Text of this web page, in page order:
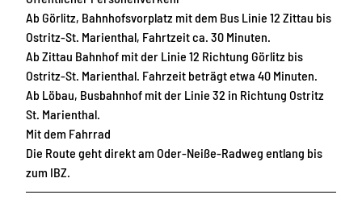
Ab Görlitz, Bahnhofsvorplatz mit dem Bus Linie 12 Zittau bis
Ostritz-St. Marienthal, Fahrtzeit ca. 30 Minuten.
Ab Zittau Bahnhof mit der Linie 12 Richtung Görlitz bis
Ostritz-St. Marienthal. Fahrzeit beträgt etwa 40 Minuten.
Ab Löbau, Busbahnhof mit der Linie 32 in Richtung Ostritz
St. Marienthal.
Mit dem Fahrrad
Die Route geht direkt am Oder-Neiße-Radweg entlang bis
zum IBZ.